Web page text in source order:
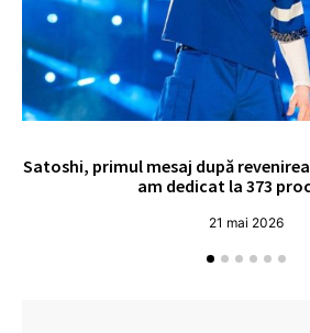
Satoshi, primul mesaj după
am dedicat la 373
21 mai 2026